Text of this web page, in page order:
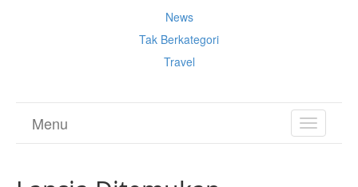
News
Tak Berkategori
Travel
TOGGLE
Menu